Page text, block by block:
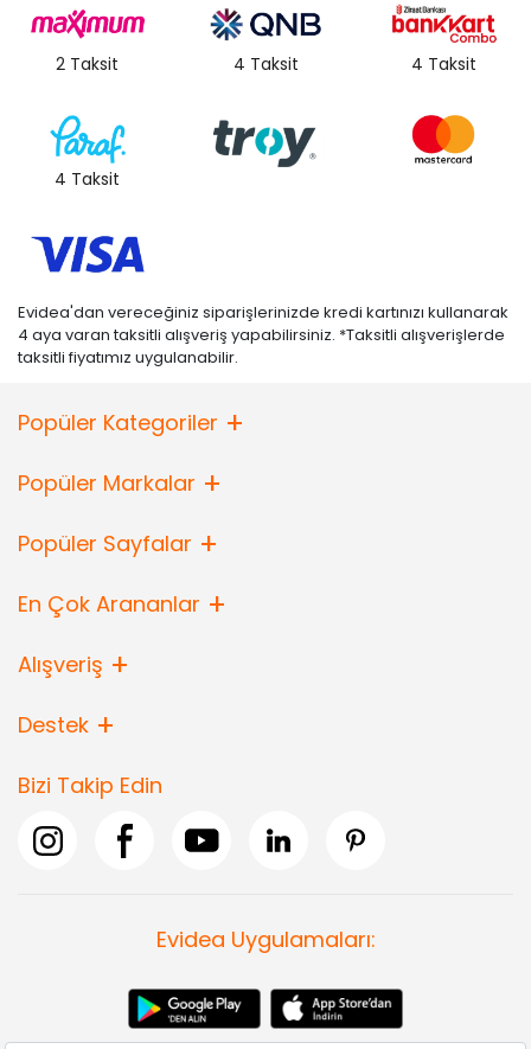
2 Taksit 4 Taksit 4 Taksit
4 Taksit
Evidea'dan vereceğiniz siparişlerinizde kredi kartınızı kullanarak
4 aya varan taksitli alışveriş yapabilirsiniz. *Taksitli alışverişlerde
taksitli fiyatımız uygulanabilir.
Popüler Kategoriler
Popüler Markalar
Popüler Sayfalar
En Çok Arananlar
Alışveriş
Destek
Bizi Takip Edin
Evidea Uygulamaları: